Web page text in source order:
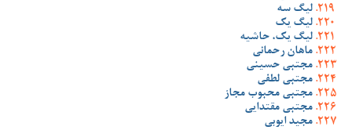
لیگ سه
لیگ یک
لیگ یک، حاشیه
ماهان رحمانی
مجتبی حسینی
مجتبی لطفی
مجتبی محبوب مجاز
مجتبی مقتدایی
مجید ایوبی